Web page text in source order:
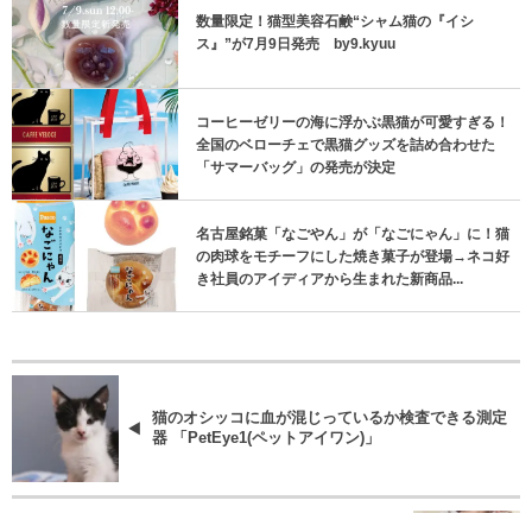
数量限定！猫型美容石鹸“シャム猫の『イシ
ス』”が7月9日発売 by9.kyuu
コーヒーゼリーの海に浮かぶ黒猫が可愛すぎる！
全国のベローチェで黒猫グッズを詰め合わせた
「サマーバッグ」の発売が決定
名古屋銘菓「なごやん」が「なごにゃん」に！猫
の肉球をモチーフにした焼き菓子が登場→ネコ好
き社員のアイディアから生まれた新商品...
猫のオシッコに血が混じっているか検査できる測定
器 「PetEye1(ペットアイワン)」